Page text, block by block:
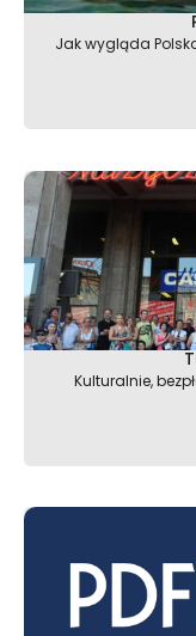
Jak wygląda
Kulturalnie,